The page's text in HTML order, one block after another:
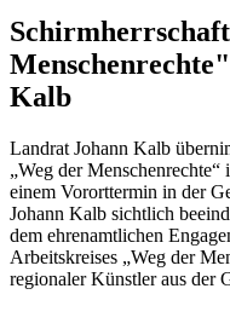
Kalb
Landrat Johann Kalb
„Weg der
einem Vororttermin in der
Johann Kalb sichtlich
dem ehrenamtlichen
Arbeitskreises „Weg der
regionaler Künstler aus der